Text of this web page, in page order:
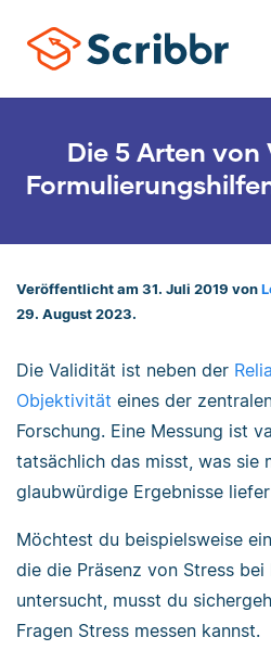
Die 5 Arten
Veröffentlicht am 31. Juli 2019 von
29. August 2023.
Die Validität ist neben der
Objektivität eines der
Forschung. Eine Messung ist
tatsächlich das misst, was sie
glaubwürdige Ergebnisse
Möchtest du beispielsweise
die die Präsenz von Stress bei
untersucht, musst du
Fragen Stress messen kannst.